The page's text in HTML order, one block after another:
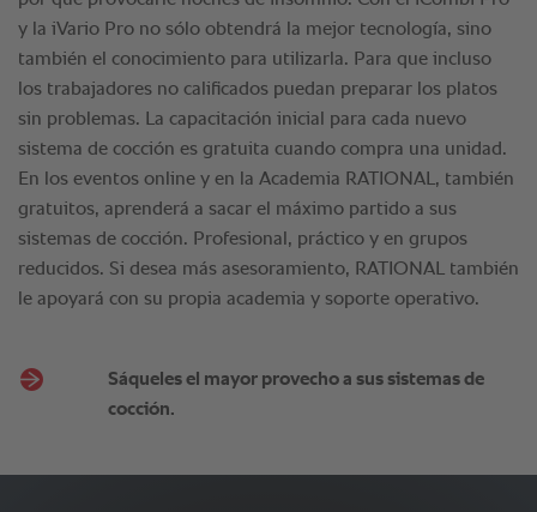
Sáqueles el mayor provecho a sus sistemas de
cocción.